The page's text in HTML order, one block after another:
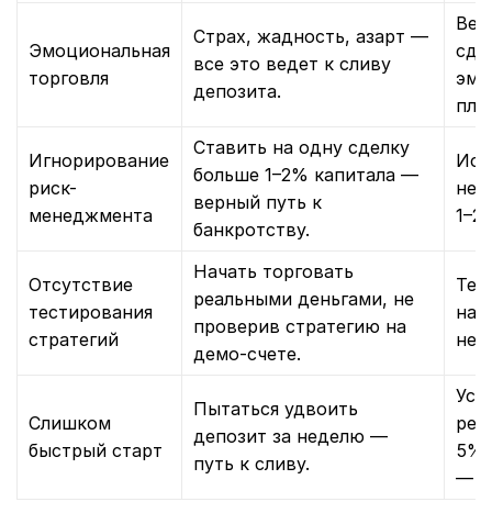
Эмоциональная
торговля
Страх, жадность, азарт —
все это ведет к сливу
депозита.
Игнорирование
риск-
менеджмента
Ставить на одну сделку
больше 1–2% капитала —
верный путь к
банкротству.
не
Отсутствие
тестирования
стратегий
Начать торговать
реальными деньгами, не
проверив стратегию на
демо-счете.
на
Слишком
быстрый старт
Пытаться удвоить
депозит за неделю —
путь к сливу.
5%
—